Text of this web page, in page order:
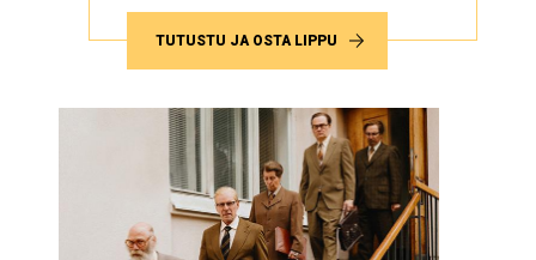
TUTUSTU JA OSTA LIPPU